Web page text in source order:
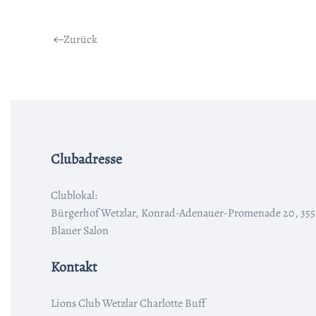
Zurück
Clubadresse
Clublokal:
Bürgerhof Wetzlar, Konrad-Adenauer-Promenade 20,
Blauer Salon
Kontakt
Lions Club Wetzlar Charlotte Buff